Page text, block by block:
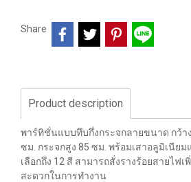
Share
Product description
พาร์ทิชั่นแบบทึบกึ่งกระจกลายขนาด กว้าง
ซม. กระจกสูง 85 ซม. พร้อมเสาอลูมิเนีย
เลือกถึง 12 สี สามารถสั่งรางร้อยสายไฟเ
สะดวกในการทำงาน